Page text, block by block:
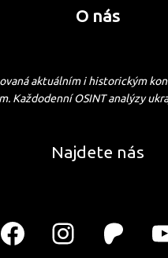
O nás
aktuálním i historickým
Každodenní OSINT analýzy
Najdete nás